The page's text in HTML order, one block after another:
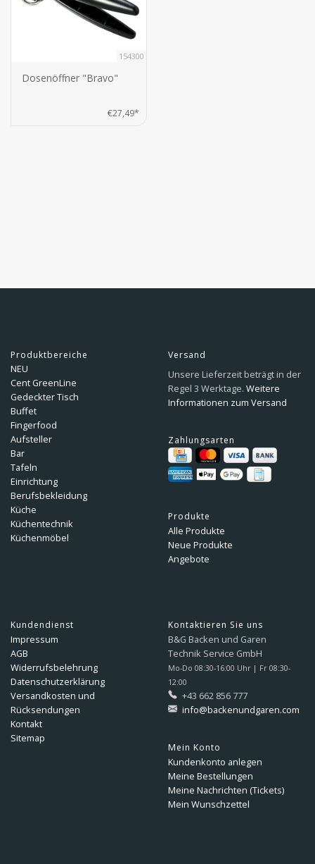
154300
Dosenöffner "Bravo"
€27,49*
Produktbereiche
NEU
Cent GreenLine
Gedeckter Tisch
Buffet
Fingerfood
Aufsteller
Bar
Tafeln
Einrichtung
Berufsbekleidung
Küche
Küchentechnik
Küchenmöbel
Versand
Unsere Lieferzeit beträgt in der
Regel 3 Werktage. Weitere
Informationen zum Versand
Zahlungsarten
Produkte
Alle Produkte
Neue Produkte
Angebote
Kundendienst
Impressum
AGB
Widerrufsbelehrung
Datenschutzerklärung
Versandkosten und
Rücksendungen
Kontakt
Sitemap
Kontaktieren Sie uns
B&G Backen und Garen
Technik Service GmbH
Mo-Do 08:30-16:00 Uhr | Fr 08:30-
12:00
+43 662 856 777
info@backenundgaren.com
Mein Konto
Kundenkonto anlegen
Meine Bestellungen
Meine Nachrichten (Tickets)
Mein Wunschzettel